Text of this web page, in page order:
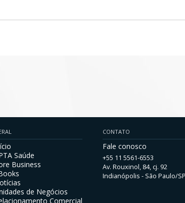
Saúde
Business
de Negócios
Comercial
CONTATO
Fale conosco
+55 11 5561-6553
Av. Rouxinol, 84, cj. 92
Indianópolis - São Paulo/SP